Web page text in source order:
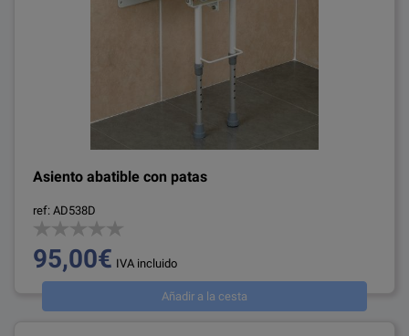
Asiento abatible con patas
ref: AD538D
95,00€ IVA incluido
Añadir a la cesta